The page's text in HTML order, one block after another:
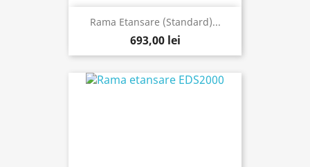
Rama Etansare (Standard)...
693,00 lei